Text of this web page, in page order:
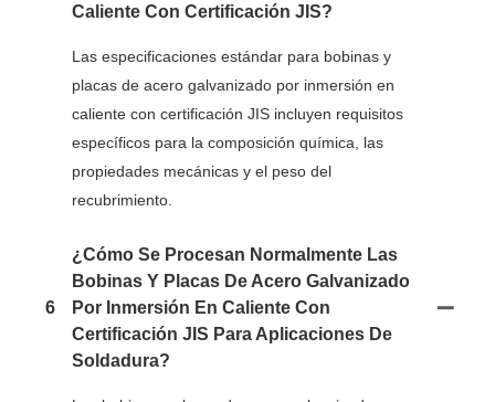
Caliente Con Certificación JIS?
Las especificaciones estándar para bobinas y
placas de acero galvanizado por inmersión en
caliente con certificación JIS incluyen requisitos
específicos para la composición química, las
propiedades mecánicas y el peso del
recubrimiento.
6
¿Cómo Se Procesan Normalmente Las
Bobinas Y Placas De Acero Galvanizado
Por Inmersión En Caliente Con
Certificación JIS Para Aplicaciones De
Soldadura?